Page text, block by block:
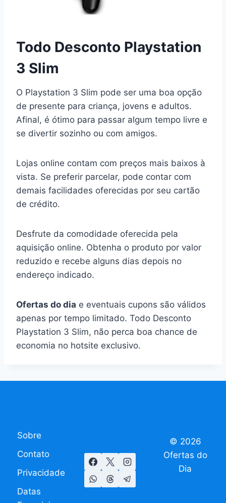
Todo Desconto Playstation
3 Slim
O Playstation 3 Slim pode ser uma boa opção
de presente para criança, jovens e adultos.
Afinal, é ótimo para passar algum tempo livre e
se divertir sozinho ou com amigos.
Lojas online contam com preços mais baixos à
vista. Se preferir parcelar, pode contar com
demais facilidades oferecidas por seu cartão
de crédito.
Desfrute da comodidade oferecida pela
aquisição online. Obtenha o produto por valor
reduzido e recebe alguns dias depois no
endereço indicado.
Ofertas do dia e eventuais cupons são válidos
apenas por tempo limitado. Todo Desconto
Playstation 3 Slim, não perca boa chance de
economia no hotsite exclusivo.
Sobre
Contato
Privacidade
Datas
© 2026
Ofertas do
Dia